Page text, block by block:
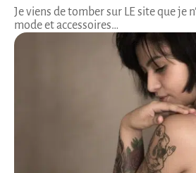
Je viens de tomber sur LE site que je
mode et accessoires…